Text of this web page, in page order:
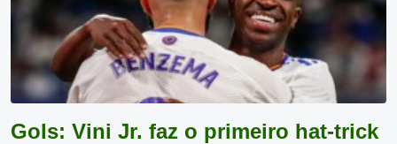
Gols: Vini Jr. faz o primeiro hat-trick